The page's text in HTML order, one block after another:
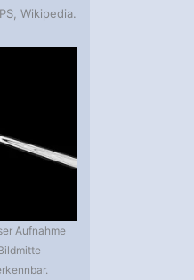
Wikipedia.
Aufnahme